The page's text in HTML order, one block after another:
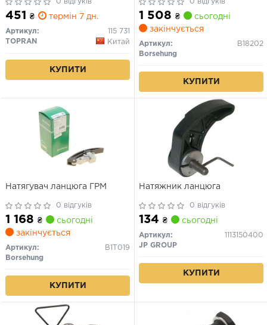
0 відгуків
451 ₴ термін 7 дн.
Артикул:
115 731
TOPRAN
Китай
КУПИТИ
0 відгуків
1 508 ₴
сьогодні
закінчується
Артикул:
B18202
Borsehung
КУПИТИ
Натягувач ланцюга ГРМ
0 відгуків
1 168 ₴
сьогодні
закінчується
Артикул:
B1T019
Borsehung
КУПИТИ
Натяжник ланцюга
0 відгуків
134 ₴ сьогодні
Артикул:
1113150400
JP GROUP
КУПИТИ